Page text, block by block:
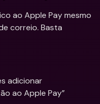
ao Apple Pay mesmo
correio. Basta
adicionar
ao Apple Pay”